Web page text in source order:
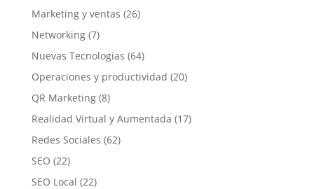
Marketing y ventas (26)
Networking(7)
Nuevas Tecnologías (64)
Operaciones y productividad (20)
QR Marketing(8)
Realidad Virtual y Aumentada (17)
Redes Sociales (62)
SEO (22)
SEO Local (22)